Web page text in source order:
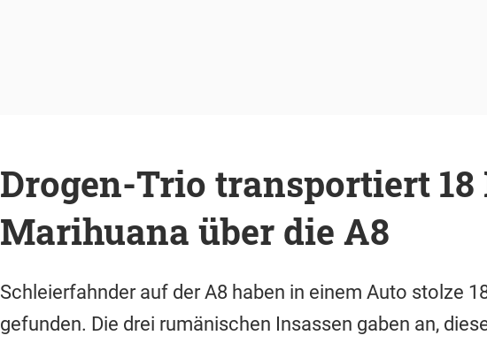
Drogen-Trio transportiert
Marihuana über die A8
Schleierfahnder auf der A8 haben in einem Auto stolze
gefunden. Die drei rumänischen Insassen gaben an,